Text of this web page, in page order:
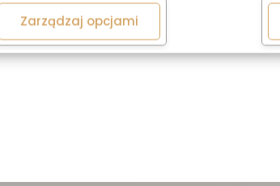
Zarządzaj opcjami